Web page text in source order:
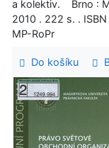
a kolektiv. Brno :
2010 . 222 s. .
MP-RoPr
Do košíku